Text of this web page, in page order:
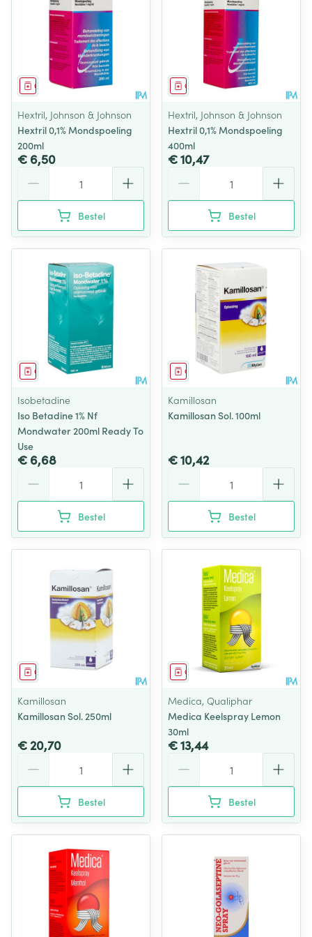
Geneesmiddel
Hextril, Johnson & Johnson
Hextril 0,1% Mondspoeling
200ml
€ 6,50
Bestel
Geneesmiddel
Hextril, Johnson & Johnson
Hextril 0,1% Mondspoeling
400ml
€ 10,47
Bestel
Geneesmiddel
Isobetadine
Iso Betadine 1% Nf
Mondwater 200ml Ready To
Use
€ 6,68
Bestel
Geneesmiddel
Kamillosan
Kamillosan Sol. 100ml
€ 10,42
Bestel
Geneesmiddel
Kamillosan
Kamillosan Sol. 250ml
€ 20,70
Bestel
Geneesmiddel
Medica, Qualiphar
Medica Keelspray Lemon
30ml
€ 13,44
Bestel